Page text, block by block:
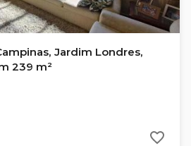
Jardim Londres,
239 m²